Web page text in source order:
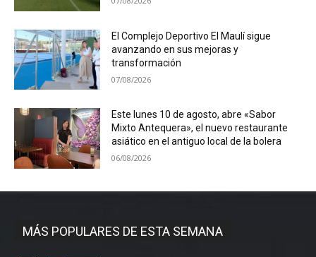
El Complejo Deportivo El Maulí sigue
avanzando en sus mejoras y
transformación
07/08/2026
Este lunes 10 de agosto, abre «Sabor
Mixto Antequera», el nuevo restaurante
asiático en el antiguo local de la bolera
06/08/2026
MÁS POPULARES DE ESTA SEMANA